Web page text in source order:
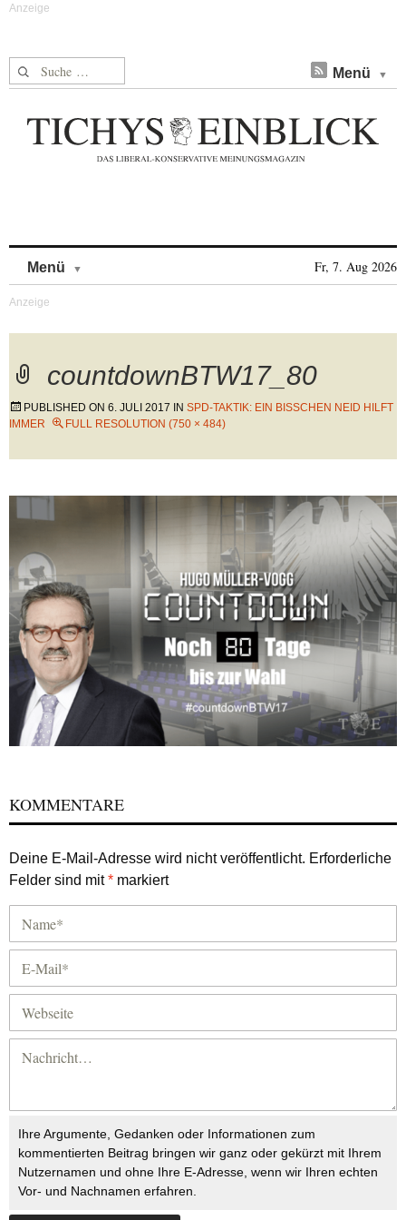
Suche nach: Menü
Menü Fr, 7. Aug 2026
countdownBTW17_80
PUBLISHED ON 6. JULI 2017 IN SPD-TAKTIK: EIN BISSCHEN NEID HILFT I
MMER
FULL RESOLUTION (750 × 484)
KOMMENTARE
Deine E-Mail-Adresse wird nicht veröffentlicht. Erforderliche
Felder sind mit* markiert
Ihre Argumente, Gedanken oder Informationen zum
kommentierten Beitrag bringen wir ganz oder gekürzt mit Ihrem
Nutzernamen und ohne Ihre E-Adresse, wenn wir Ihren echten
Vor- und Nachnamen erfahren.